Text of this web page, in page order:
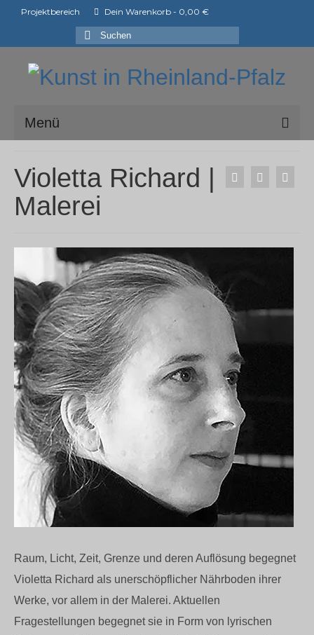
Projektbereich Dein Warenkorb - 0,00 €
Suchen
Menü
Mitglieder der ark e.V.
Shop
Ausstellungen
ArtShopper®
Blog
Violetta Richard |
Malerei
Raum, Licht, Zeit, Grenze und deren Auflösung begegnet
Violetta Richard als unerschöpflicher Nährboden ihrer
Werke, vor allem in der Malerei. Aktuellen
Fragestellungen begegnet sie in Form von lyrischen